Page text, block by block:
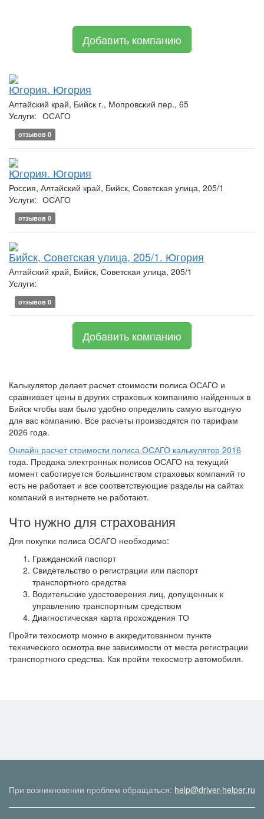
Добавить компанию
Югория. Югория
Алтайский край, Бийск г., Мопровский пер., 65
Услуги: ОСАГО
отзывов 0
Югория. Югория
Россия, Алтайский край, Бийск, Советская улица, 205/1
Услуги: ОСАГО
отзывов 0
Бийск, Советская улица, 205/1. Югория
Алтайский край, Бийск, Советская улица, 205/1
Услуги:
отзывов 0
Добавить компанию
Калькулятор делает расчет стоимости полиса ОСАГО и
сравнивает цены в других страховых компанияю найденных в
Бийск чтобы вам было удобно определить самую выгодную
для вас компанию. Все расчеты производятся по тарифам
2026 года.
Онлайн расчет стоимости полиса ОСАГО калькулятор 2016
года. Продажа электронных полисов ОСАГО на текущий
момент саботируется большинством страховых компаний то
есть не работает и все соответствующие разделы на сайтах
компаний в интернете не работают.
Что нужно для страхования
Для покупки полиса ОСАГО необходимо:
Гражданский паспорт
Свидетельство о регистрации или паспорт
транспортного средства
Водительские удостоверения лиц, допущенных к
управлению транспортным средством
Диагностическая карта прохождения ТО
Пройти техосмотр можно в аккредитованном пункте
технического осмотра вне зависимости от места регистрации
транспортного средства. Как пройти техосмотр автомобиля.
При возникновении проблем обращаться: help@driver-helper.ru